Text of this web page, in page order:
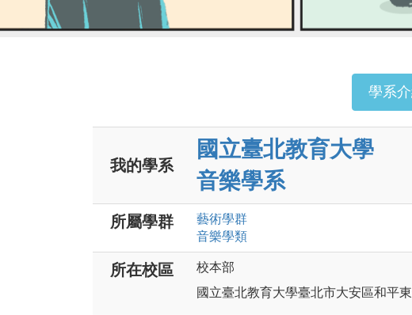
ColleGo! 大學選才與高中育才輔助系統
學系
我的學系
國立臺北教育大學
音樂學系
所屬學群 藝術學群
音樂學類
所在校區
校本部
國立臺北教育大學臺北市大安區和平